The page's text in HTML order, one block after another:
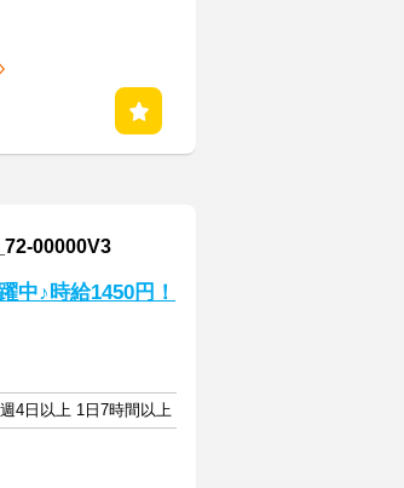
00000V3
中♪時給1450円！
週4日以上 1日7時間以上